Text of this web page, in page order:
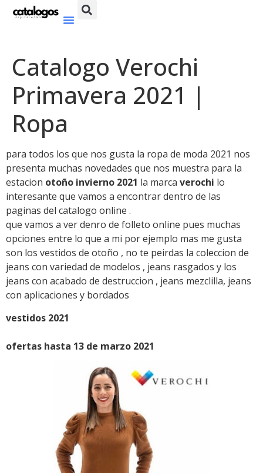
Catalogo Verochi
Primavera 2021 |
Ropa
para todos los que nos gusta la ropa de moda 2021 nos
presenta muchas novedades que nos muestra para la
estacion otoño invierno 2021 la marca verochi lo
interesante que vamos a encontrar dentro de las
paginas del catalogo online .
que vamos a ver denro de folleto online pues muchas
opciones entre lo que a mi por ejemplo mas me gusta
son los vestidos de otoño , no te peirdas la coleccion de
jeans con variedad de modelos , jeans rasgados y los
jeans con acabado de destruccion , jeans mezclilla, jeans
con aplicaciones y bordados
vestidos 2021
ofertas hasta 13 de marzo 2021